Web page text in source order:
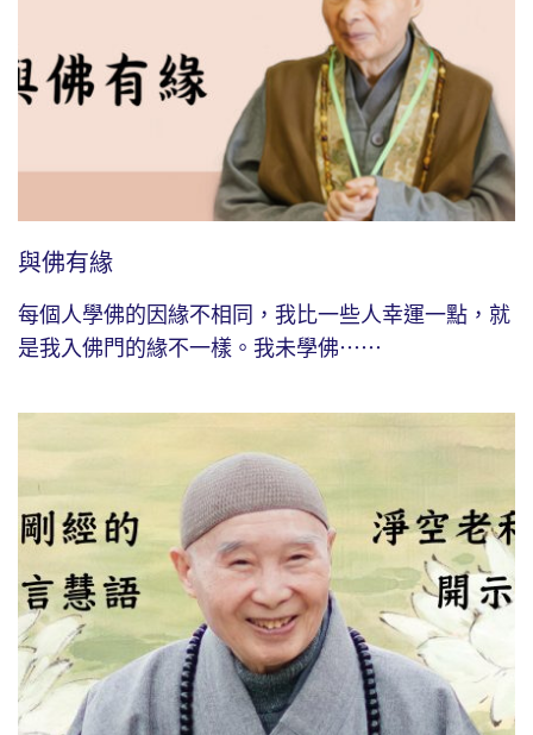
與佛有緣
每個人學佛的因緣不相同，我比一些人幸運一點，就
是我入佛門的緣不一樣。我未學佛⋯⋯